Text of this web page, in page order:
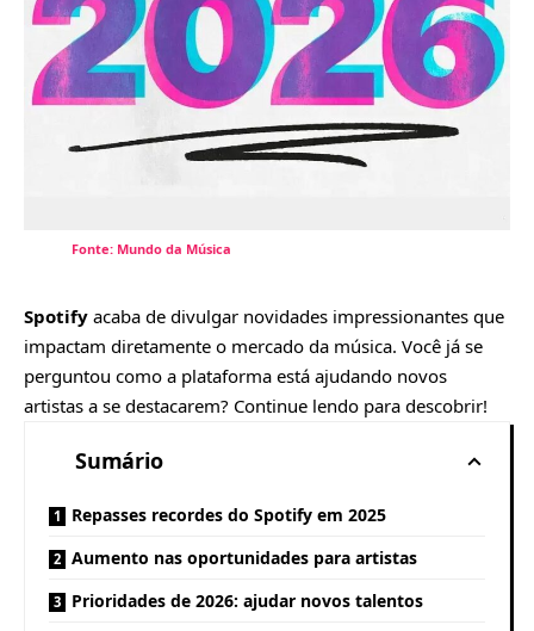
Fonte: Mundo da Música
Spotify acaba de divulgar novidades impressionantes que
impactam diretamente o mercado da música. Você já se
perguntou como a plataforma está ajudando novos
artistas a se destacarem? Continue lendo para descobrir!
Sumário
Repasses recordes do Spotify em 2025
Aumento nas oportunidades para artistas
Prioridades de 2026: ajudar novos talentos